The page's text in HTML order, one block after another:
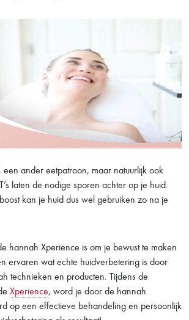
ander eetpatroon, maar natuurlijk ook
laten de nodige sporen achter op je huid.
kan je huid dus wel gebruiken zo na je
hannah Xperience is om je bewust te maken
ervaren wat echte huidverbetering is door
technieken en producten. Tijdens de
Xperience, word je door de hannah
op een effectieve behandeling en persoonlijk